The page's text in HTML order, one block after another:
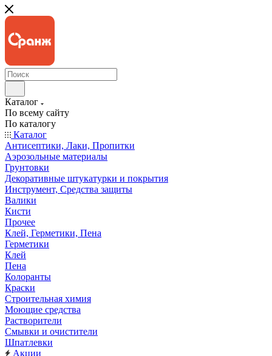
Каталог
По всему сайту
По каталогу
Каталог
Антисептики, Лаки, Пропитки
Аэрозольные материалы
Грунтовки
Декоративные штукатурки и покрытия
Инструмент, Средства защиты
Валики
Кисти
Прочее
Клей, Герметики, Пена
Герметики
Клей
Пена
Колоранты
Краски
Строительная химия
Моющие средства
Растворители
Смывки и очистители
Шпатлевки
Акции